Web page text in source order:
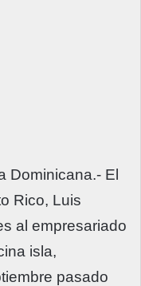
Dominicana.- El
Rico, Luis
al empresariado
isla,
pasado